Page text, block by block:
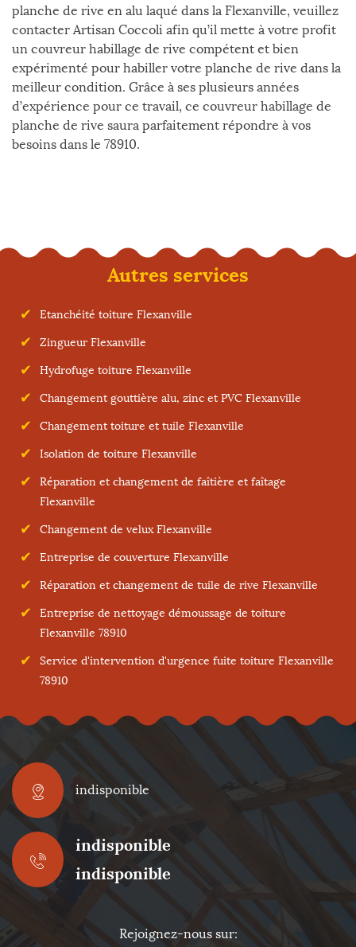
planche de rive en alu laqué dans la Flexanville, veuillez
contacter Artisan Coccoli afin qu’il mette à votre profit
un couvreur habillage de rive compétent et bien
expérimenté pour habiller votre planche de rive dans la
meilleur condition. Grâce à ses plusieurs années
d’expérience pour ce travail, ce couvreur habillage de
planche de rive saura parfaitement répondre à vos
besoins dans le 78910.
Autres services
Etanchéité toiture Flexanville
Zingueur Flexanville
Hydrofuge toiture Flexanville
Changement gouttière alu, zinc et PVC Flexanville
Changement toiture et tuile Flexanville
Isolation de toiture Flexanville
Réparation et changement de faîtière et faîtage
Flexanville
Changement de velux Flexanville
Entreprise de couverture Flexanville
Réparation et changement de tuile de rive Flexanville
Entreprise de nettoyage démoussage de toiture
Flexanville 78910
Service d'intervention d'urgence fuite toiture Flexanville
78910
indisponible
indisponible
indisponible
Rejoignez-nous sur: